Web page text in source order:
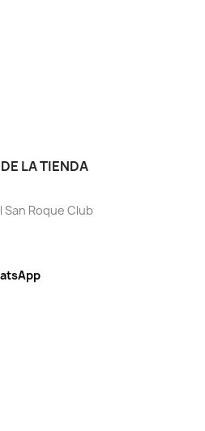
LA TIENDA
Roque Club